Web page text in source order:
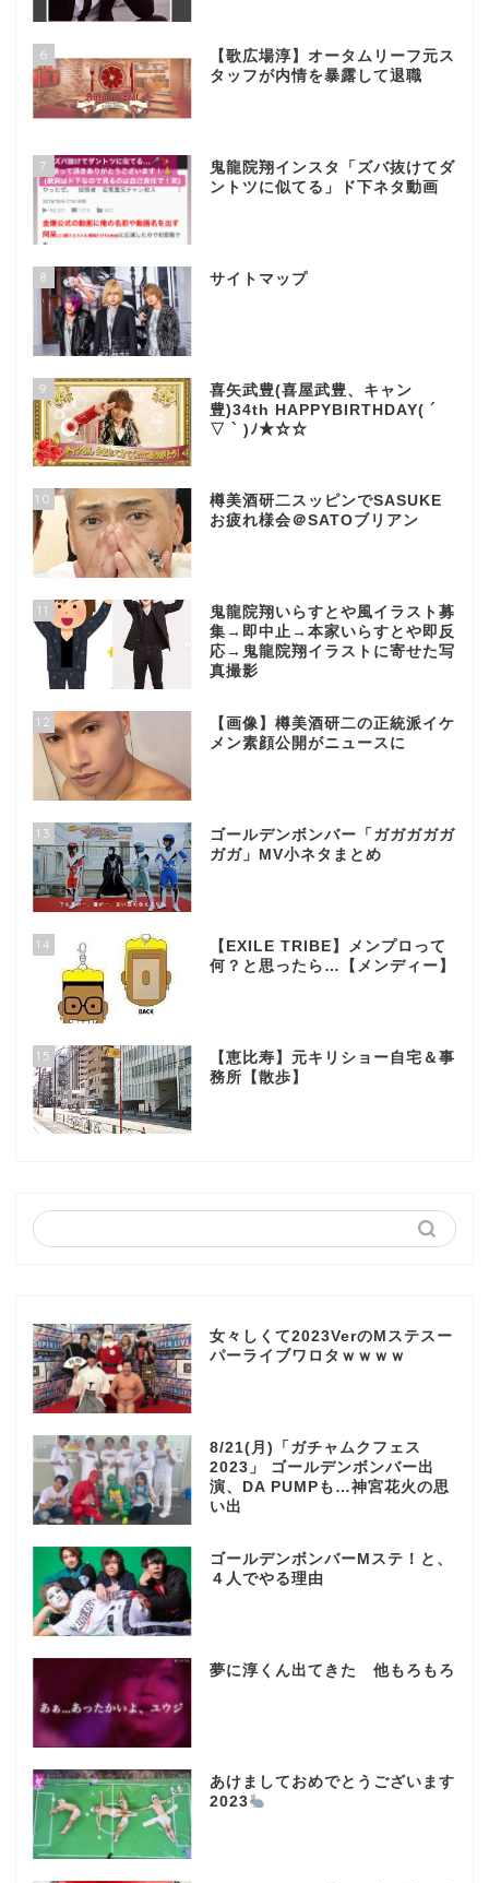
6
【歌広場淳】オータムリーフ元ス
タッフが内情を暴露して退職
7
鬼龍院翔インスタ「ズバ抜けてダ
ントツに似てる」ド下ネタ動画
8 サイトマップ
9
喜矢武豊(喜屋武豊、キャン
豊)34th HAPPYBIRTHDAY( ´
▽ ` )ﾉ★☆☆
10
樽美酒研二スッピンでSASUKE
お疲れ様会＠SATOブリアン
11
鬼龍院翔いらすとや風イラスト募
集→即中止→本家いらすとや即反
応→鬼龍院翔イラストに寄せた写
真撮影
12
【画像】樽美酒研二の正統派イケ
メン素顔公開がニュースに
13
ゴールデンボンバー「ガガガガガ
ガガ」MV小ネタまとめ
14
【EXILE TRIBE】メンプロって
何？と思ったら…【メンディー】
15
【恵比寿】元キリショー自宅＆事
務所【散歩】
女々しくて2023VerのMステスー
パーライブワロタｗｗｗｗ
8/21(月)「ガチャムクフェス
2023」 ゴールデンボンバー出
演、DA PUMPも…神宮花火の思
い出
ゴールデンボンバーMステ！と、
４人でやる理由
夢に淳くん出てきた 他もろもろ
あけましておめでとうございます
2023